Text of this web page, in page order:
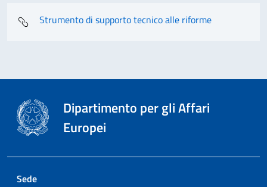
Strumento di supporto tecnico alle riforme
Dipartimento per gli Affari
Europei
Sede